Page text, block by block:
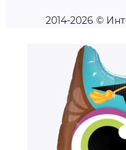
2014-2026 ©